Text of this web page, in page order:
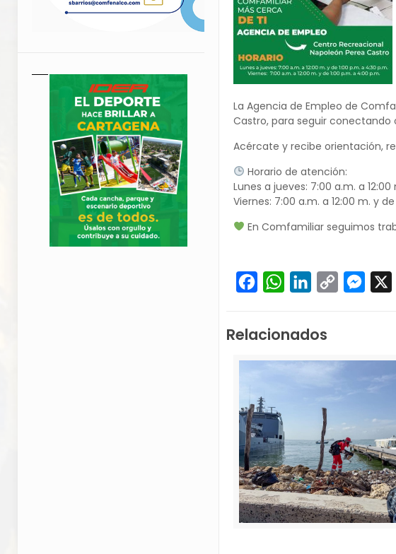
La Agencia de Empleo de
Castro, para seguir
Acércate y recibe orientación,
Horario de atención:
Lunes a jueves: 7:00 a.m. a
Viernes: 7:00 a.m. a 12:00 m. y
En Comfamiliar seguimos
FacebookWhatsAppLinkedIn
Copy
Relacionados